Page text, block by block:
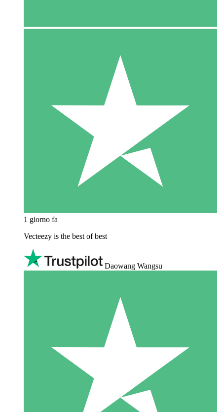
1 giorno fa
Vecteezy is the best of best
Daowang Wangsu